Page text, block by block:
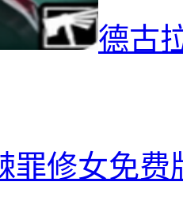
德古
罪修女免费